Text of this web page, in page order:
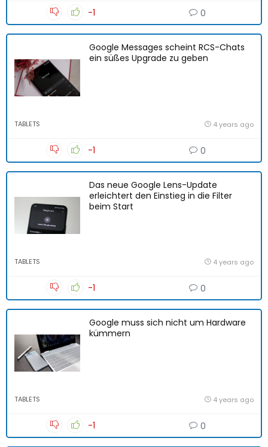
-1 0
Google Messages scheint RCS-Chats
ein süßes Upgrade zu geben
TABLETS 4 years ago
-1 0
Das neue Google Lens-Update
erleichtert den Einstieg in die Filter
beim Start
TABLETS 4 years ago
-1 0
Google muss sich nicht um Hardware
kümmern
TABLETS 4 years ago
-1 0